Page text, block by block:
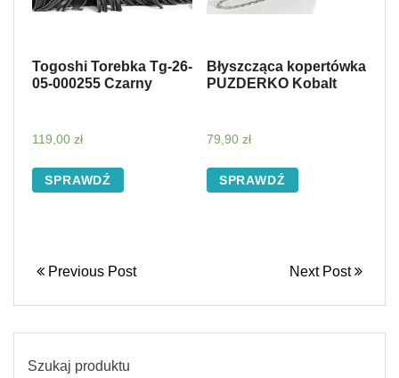
Togoshi Torebka Tg-26-
05-000255 Czarny
119,00 zł
SPRAWDŹ
Błyszcząca kopertówka
PUZDERKO Kobalt
79,90 zł
SPRAWDŹ
Previous Post Next Post
Szukaj produktu